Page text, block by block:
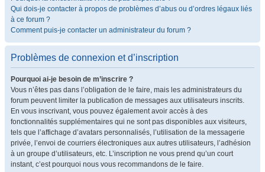
Qui dois-je contacter à propos de problèmes d’abus ou d’ordres légaux liés
à ce forum ?
Comment puis-je contacter un administrateur du forum ?
Problèmes de connexion et d’inscription
Pourquoi ai-je besoin de m’inscrire ?
Vous n’êtes pas dans l’obligation de le faire, mais les administrateurs du
forum peuvent limiter la publication de messages aux utilisateurs inscrits.
En vous inscrivant, vous pouvez également avoir accès à des
fonctionnalités supplémentaires qui ne sont pas disponibles aux visiteurs,
tels que l’affichage d’avatars personnalisés, l’utilisation de la messagerie
privée, l’envoi de courriers électroniques aux autres utilisateurs, l’adhésion
à un groupe d’utilisateurs, etc. L’inscription ne vous prend qu’un court
instant, c’est pourquoi nous vous recommandons de le faire.